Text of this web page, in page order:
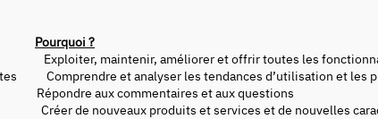
Pourquoi ?
maintenir, améliorer et offrir toutes les
Comprendre et analyser les tendances d’utilisation et les
aux commentaires et aux questions
de nouveaux produits et services et de nouvelles